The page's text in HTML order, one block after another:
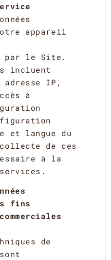
appareil
par le Site.
incluent
adresse IP,
à
et langue du
de ces
à la
fins
de